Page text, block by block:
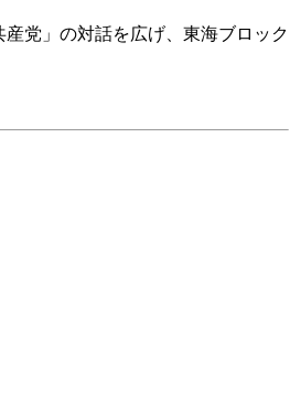
党」の対話を広げ、東海ブロック